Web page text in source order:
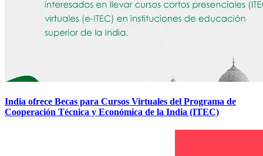
India ofrece Becas para Cursos Virtuales del Programa de
Cooperación Técnica y Económica de la India (ITEC)